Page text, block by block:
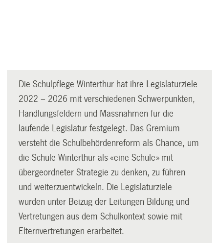
Die Schulpflege Winterthur hat ihre Legislaturziele
2022 – 2026 mit verschiedenen Schwerpunkten,
Handlungsfeldern und Massnahmen für die
laufende Legislatur festgelegt. Das Gremium
versteht die Schulbehördenreform als Chance, um
die Schule Winterthur als «eine Schule» mit
übergeordneter Strategie zu denken, zu führen
und weiterzuentwickeln. Die Legislaturziele
wurden unter Beizug der Leitungen Bildung und
Vertretungen aus dem Schulkontext sowie mit
Elternvertretungen erarbeitet.